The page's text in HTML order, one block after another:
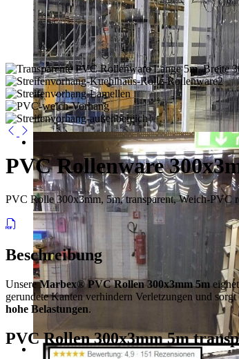
PVC Rollenware
PVC Rolle 300x3mm, 5m, transparent, Weich-PVC
Beschreibung
UnsereMarbex® PVC Rollen 300x3mm 5m
gerundete Kanten verhindern Verletzungen und
hohe Belastungen.
PVC Rollen 300x3mm 5m